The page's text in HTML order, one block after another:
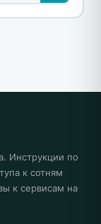
Инструкции по
к сотням
к сервисам на